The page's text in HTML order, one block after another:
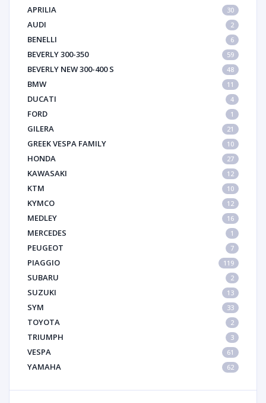
APRILIA 30
AUDI 2
BENELLI 6
BEVERLY 300-350 59
BEVERLY NEW 300-400 S 48
BMW 11
DUCATI 4
FORD 1
GILERA 21
GREEK VESPA FAMILY 10
HONDA 27
KAWASAKI 12
KTM 10
KYMCO 12
MEDLEY 16
MERCEDES 1
PEUGEOT 7
PIAGGIO 119
SUBARU 2
SUZUKI 13
SYM 33
TOYOTA 2
TRIUMPH 3
VESPA 61
YAMAHA 62